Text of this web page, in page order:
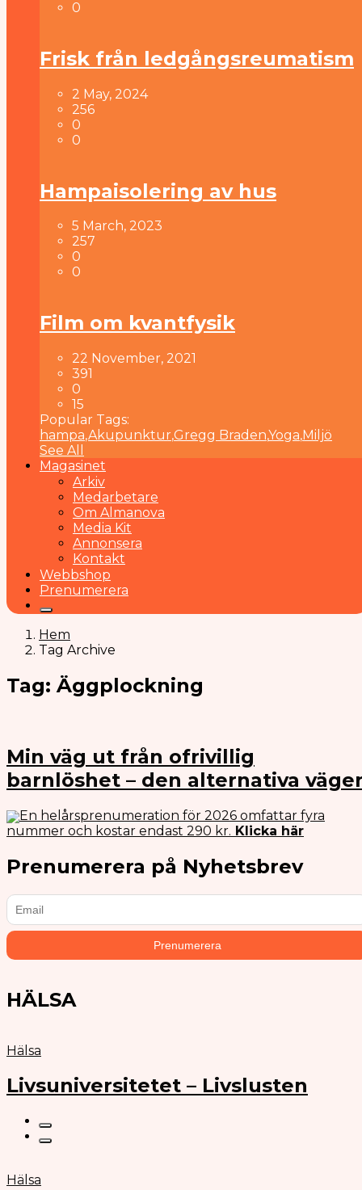
0
Frisk från ledgångsreumatism
2 May, 2024
256
0
0
Hampaisolering av hus
5 March, 2023
257
0
0
Film om kvantfysik
22 November, 2021
391
0
15
Popular Tags:
hampa,Akupunktur,Gregg Braden,Yoga,Miljö
See All
Magasinet
Arkiv
Medarbetare
Om Almanova
Media Kit
Annonsera
Kontakt
Webbshop
Prenumerera
Hem
Tag Archive
Tag: Äggplockning
Min väg ut från ofrivillig
barnlöshet – den alternativa
En helårsprenumeration för 2026 omfattar fyra
nummer och kostar endast 290 kr. Klicka här
Prenumerera på Nyhetsbrev
HÄLSA
Hälsa
Livsuniversitetet – Livslusten
Hälsa